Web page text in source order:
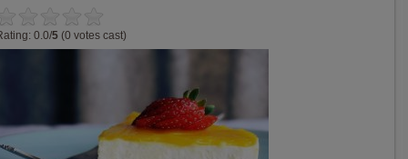
0.0/5 (0 votes cast)